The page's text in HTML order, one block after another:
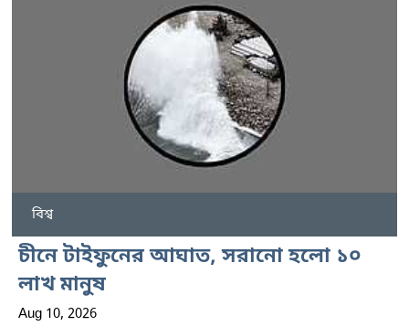
বিশ্ব
চীনে টাইফুনের আঘাত, সরানো হলো ১০
লাখ মানুষ
Aug 10, 2026